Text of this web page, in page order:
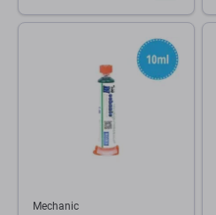
Mechanic